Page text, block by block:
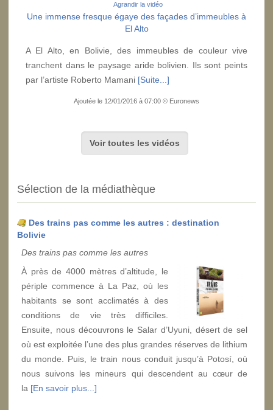
Agrandir la vidéo
Une immense fresque égaye des façades d’immeubles à
El Alto
A El Alto, en Bolivie, des immeubles de couleur vive
tranchent dans le paysage aride bolivien. Ils sont peints
par l’artiste Roberto Mamani [Suite...]
Ajoutée le 12/01/2016 à 07:00 © Euronews
Voir toutes les vidéos
Sélection de la médiathèque
Des trains pas comme les autres : destination
Bolivie
Des trains pas comme les autres
À près de 4000 mètres d’altitude, le
périple commence à La Paz, où les
habitants se sont acclimatés à des
conditions de vie très difficiles.
Ensuite, nous découvrons le Salar d’Uyuni, désert de sel
où est exploitée l’une des plus grandes réserves de lithium
du monde. Puis, le train nous conduit jusqu’à Potosí, où
nous suivons les mineurs qui descendent au cœur de
la [En savoir plus...]